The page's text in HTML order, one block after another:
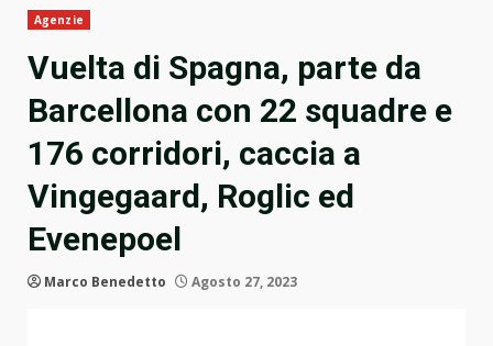
Agenzie
Vuelta di Spagna, parte da
Barcellona con 22 squadre e
176 corridori, caccia a
Vingegaard, Roglic ed
Evenepoel
Marco Benedetto Agosto 27, 2023